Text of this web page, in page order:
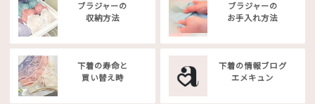
ブラジャーの
収納方法
ブラジャーの
お手入れ方法
下着の寿命と
買い替え時
下着の情報ブログ
エメキュン